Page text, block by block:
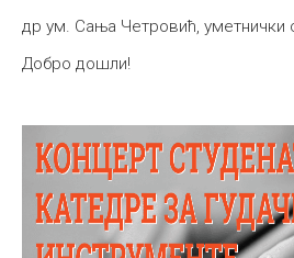
др ум. Сања Четровић, уметнички
Добро дошли!